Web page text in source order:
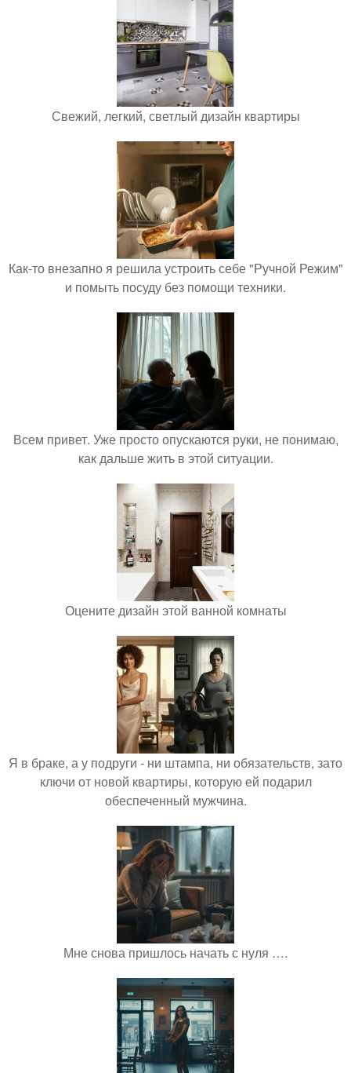
Свежий, легкий, светлый дизайн квартиры
Как-то внезапно я решила устроить себе "Ручной Режим"
и помыть посуду без помощи техники.
Всем привет. Уже просто опускаются руки, не понимаю,
как дальше жить в этой ситуации.
Оцените дизайн этой ванной комнаты
Я в браке, а у подруги - ни штампа, ни обязательств, зато
ключи от новой квартиры, которую ей подарил
обеспеченный мужчина.
Мне снова пришлось начать с нуля ….